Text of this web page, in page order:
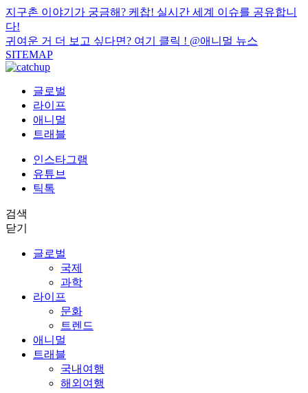
지구촌 이야기가 궁금해? 케찹! 실시간 세계 이슈를 공유합니
다!
귀여운 거 더 보고 싶다면? 여기 클릭 ! @애니멀 뉴스
SITEMAP
글로벌
라이프
애니멀
트래블
인스타그램
유튜브
틱톡
검색
닫기
글로벌
국제
과학
라이프
문화
트렌드
애니멀
트래블
국내여행
해외여행